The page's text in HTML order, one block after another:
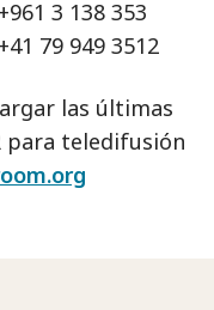
3 138 353
79 949 3512
las últimas
para teledifusión